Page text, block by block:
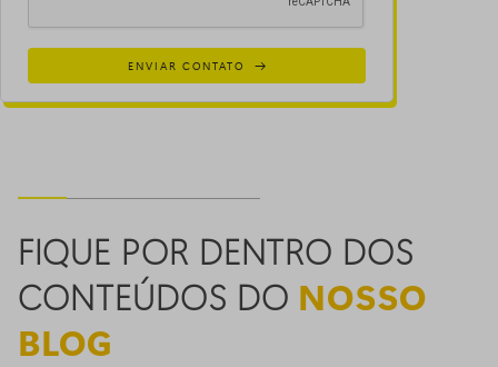
ENVIAR CONTATO
FIQUE POR DENTRO DOS
CONTEÚDOS DO NOSSO
BLOG